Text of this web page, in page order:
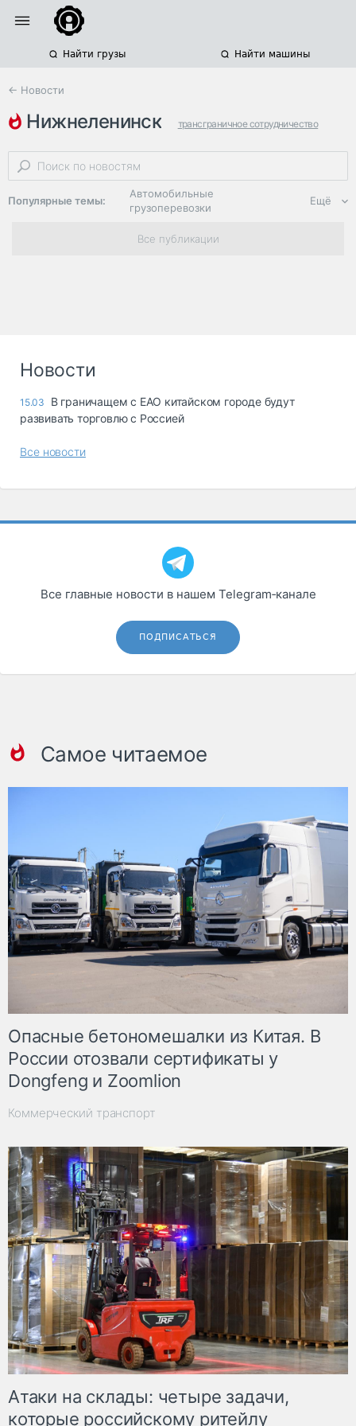
Найти грузы Найти машины
← Новости
нижнеленинск трансграничное сотрудничество
тунцзян еао
Популярные темы:
Автомобильные
грузоперевозки
Региональная
логистика
опасные грузы
грузовые
Коммерческий
транспорт
Спецтехника
Автосервис,
запчасти, шины
Дзен
Ещё
Все публикации
Новости
15.03
В граничащем с ЕАО китайском городе будут
развивать торговлю с Россией
Все новости
Все главные новости в нашем Telegram‑канале
ПОДПИСАТЬСЯ
Самое читаемое
Опасные бетономешалки из Китая. В
России отозвали сертификаты у
Dongfeng и Zoomlion
Коммерческий транспорт
Атаки на склады: четыре задачи,
которые российскому ритейлу